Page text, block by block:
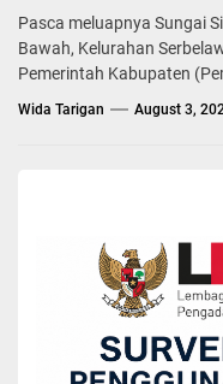
Pasca meluapnya Sungai
Bawah, Kelurahan
Pemerintah Kabupaten
Wida Tarigan August 3,
Sinergitas Pemkab
0207/Sml, Akan
Tahun 2026
Wida Tarigan January